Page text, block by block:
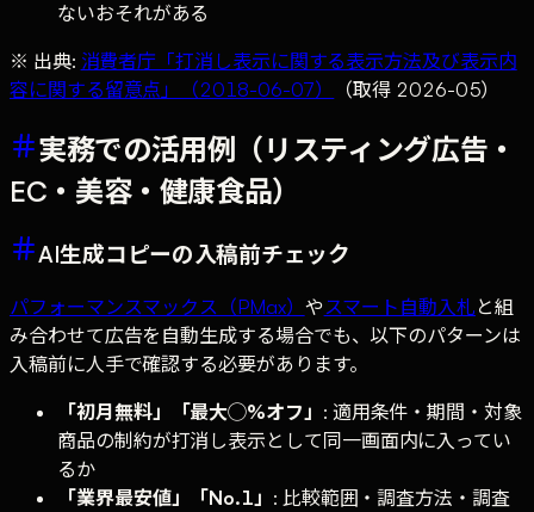
ないおそれがある
※ 出典: 消費者庁「打消し表示に関する表示方法及び表示内
容に関する留意点」（2018-06-07）
（取得 2026-05）
実務での活用例（リスティング広告・
EC・美容・健康食品）
AI生成コピーの入稿前チェック
パフォーマンスマックス（PMax） やスマート自動入札 と組
み合わせて広告を自動生成する場合でも、以下のパターンは
入稿前に人手で確認する必要があります。
「初月無料」「最大◯%オフ」 : 適用条件・期間・対象
商品の制約が打消し表示として同一画面内に入ってい
るか
「業界最安値」「No.1」 : 比較範囲・調査方法・調査